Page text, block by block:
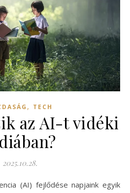
, TECH
az AI-t vidéki
2025.10.28.